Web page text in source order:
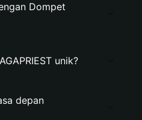
Dompet
unik?
depan